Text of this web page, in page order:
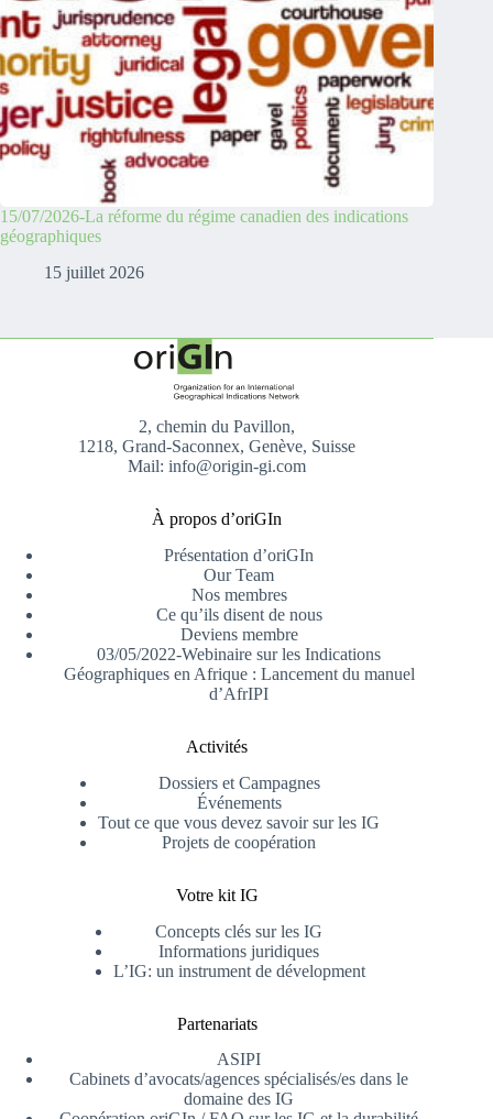
15/07/2026-La réforme du régime canadien des indications
géographiques
15 juillet 2026
2, chemin du Pavillon,
1218, Grand-Saconnex, Genève, Suisse
Mail: info@origin-gi.com
À propos d’oriGIn
Présentation d’oriGIn
Our Team
Nos membres
Ce qu’ils disent de nous
Deviens membre
03/05/2022-Webinaire sur les Indications
Géographiques en Afrique : Lancement du manuel
d’AfrIPI
Activités
Dossiers et Campagnes
Événements
Tout ce que vous devez savoir sur les IG
Projets de coopération
Votre kit IG
Concepts clés sur les IG
Informations juridiques
L’IG: un instrument de dévelopment
Partenariats
ASIPI
Cabinets d’avocats/agences spécialisés/es dans le
domaine des IG